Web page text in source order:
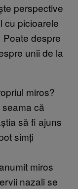
perspective
cu picioarele
despre
unii de la
miros?
că
să fi ajuns
simți
miros
nazali se